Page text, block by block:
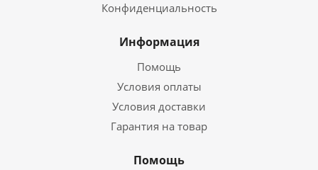
Конфиденциальность
Информация
Помощь
Условия оплаты
Условия доставки
Гарантия на товар
Помощь